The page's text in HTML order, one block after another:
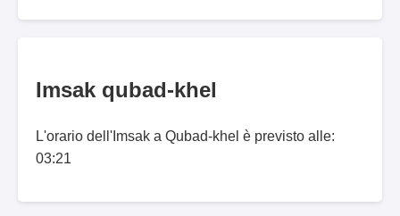
Imsak qubad-khel
L'orario dell'Imsak a Qubad-khel è previsto alle:
03:21